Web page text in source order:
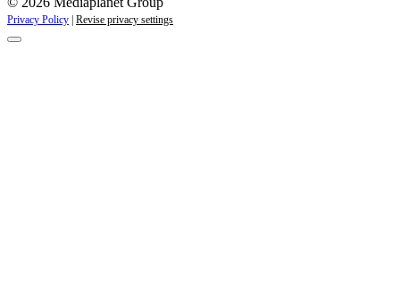
Privacy Policy | Revise privacy settings